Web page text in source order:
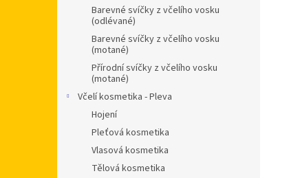
Barevné svíčky z včelího vosku
(odlévané)
Barevné svíčky z včelího vosku
(motané)
Přírodní svíčky z včelího vosku
(motané)
Včelí kosmetika - Pleva
Hojení
Pleťová kosmetika
Vlasová kosmetika
Tělová kosmetika